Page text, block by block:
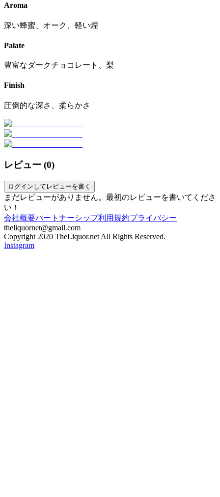
Aroma
深い蜂蜜、オーク、軽い煙
Palate
豊富なダークチョコレート、梨
Finish
圧倒的な深さ、柔らかさ
レビュー (0)
ログインしてレビューを書く
まだレビューがありません。最初のレビューを書いてくださ
い！
会社概要パートナーシップ利用規約プライバシー
theliquornet@gmail.com
Copyright 2020 TheLiquor.net All Rights Reserved.
Instagram